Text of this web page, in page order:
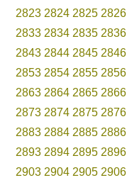
2823 2824 2825 2826
2833 2834 2835 2836
2843 2844 2845 2846
2853 2854 2855 2856
2863 2864 2865 2866
2873 2874 2875 2876
2883 2884 2885 2886
2893 2894 2895 2896
2903 2904 2905 2906